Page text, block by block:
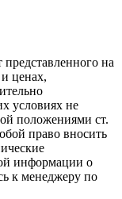
на
ценах,
условиях не
положениями ст.
право вносить
информации о
к менеджеру по